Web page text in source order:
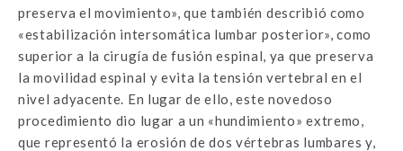
preserva el movimiento», que también describió como
«estabilización intersomática lumbar posterior», como
superior a la cirugía de fusión espinal, ya que preserva
la movilidad espinal y evita la tensión vertebral en el
nivel adyacente. En lugar de ello, este novedoso
procedimiento dio lugar a un «hundimiento» extremo,
que representó la erosión de dos vértebras lumbares y,